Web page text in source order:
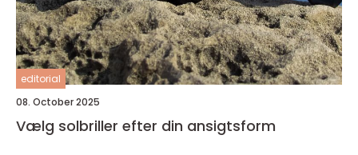
editorial
08. October 2025
Vælg solbriller efter din ansigtsform